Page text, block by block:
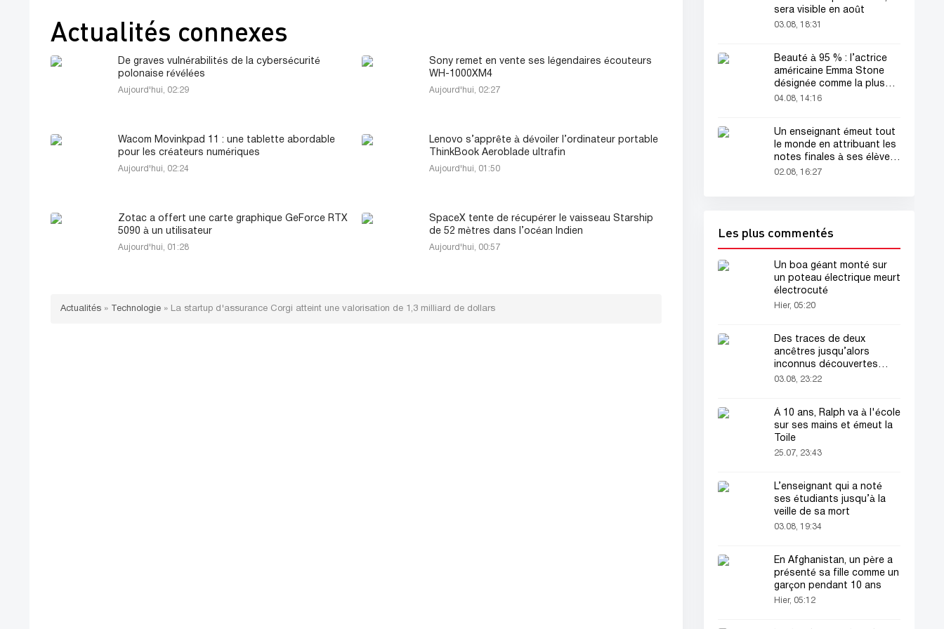
Actualités connexes
De graves vulnérabilités de la cybersécurité
polonaise révélées
Aujourd'hui, 02:29
Sony remet en vente ses légendaires écouteurs
WH-1000XM4
Aujourd'hui, 02:27
Wacom Movinkpad 11 : une tablette abordable
pour les créateurs numériques
Aujourd'hui, 02:24
Lenovo s’apprête à dévoiler l’ordinateur portable
ThinkBook Aeroblade ultrafin
Aujourd'hui, 01:50
Zotac a offert une carte graphique GeForce RTX
5090 à un utilisateur
Aujourd'hui, 01:28
SpaceX tente de récupérer le vaisseau Starship
de 52 mètres dans l’océan Indien
Aujourd'hui, 00:57
Actualités » Technologie » La startup d'assurance Corgi atteint une valorisation de 1,3 milliard de dollars
sera visible en août
03.08, 18:31
Beauté à 95 % : l’actrice
américaine Emma Stone
désignée comme la plus
belle femme du monde !
04.08, 14:16
Un enseignant émeut tout
le monde en attribuant les
notes finales à ses élèves
avant sa mort
02.08, 16:27
Les plus commentés
Un boa géant monté sur
un poteau électrique meurt
électrocuté
Hier, 05:20
Des traces de deux
ancêtres jusqu’alors
inconnus découvertes
dans l’ADN humain
03.08, 23:22
À 10 ans, Ralph va à l'école
sur ses mains et émeut la
Toile
25.07, 23:43
L’enseignant qui a noté
ses étudiants jusqu’à la
veille de sa mort
03.08, 19:34
En Afghanistan, un père a
présenté sa fille comme un
garçon pendant 10 ans
Hier, 05:12